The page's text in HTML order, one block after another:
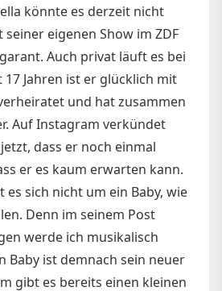
könnte es derzeit nicht
eigenen Show im ZDF
Auch privat läuft es bei
17 Jahren ist er glücklich mit
und hat zusammen
Auf Instagram verkündet
dass er noch einmal
er es kaum erwarten kann.
es sich nicht um ein Baby, wie
Denn im seinem Post
werde ich musikalisch
Baby ist demnach sein neuer
gibt es bereits einen kleinen